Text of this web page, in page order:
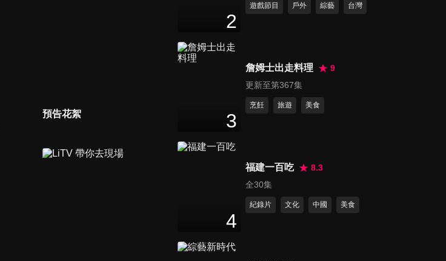
預告花絮
神山部落的神仙美味
50
50分鐘
屋的神祕好味
2
遊戲節目 戶外 綜藝 台灣
3
詹姆士出走料理
9
更新至第367集
烹飪 旅遊 美食
4
福建一百吃
8.3
全30集
紀錄片 文化 中國 美食